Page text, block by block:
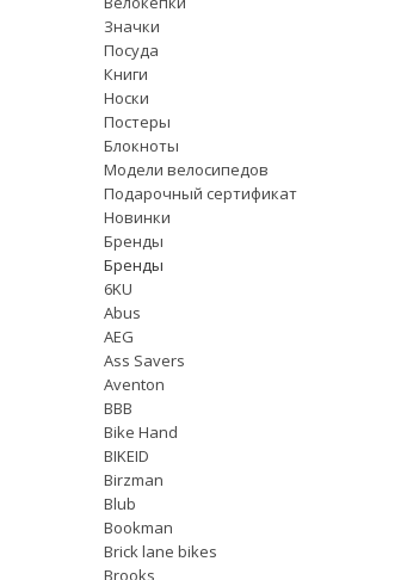
Значки
Посуда
Книги
Носки
Постеры
Блокноты
Модели велосипедов
Подарочный сертификат
Новинки
Бренды
Бренды
6KU
Abus
AEG
Ass Savers
Aventon
BBB
Bike Hand
BIKEID
Birzman
Blub
Bookman
Brick lane bikes
Brooks